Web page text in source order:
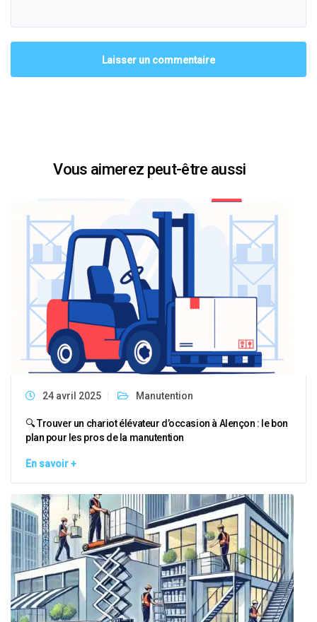
Vous aimerez peut-être aussi
24 avril 2025 Manutention
🔍 Trouver un chariot élévateur d’occasion à Alençon : le bon
plan pour les pros de la manutention
En savoir +